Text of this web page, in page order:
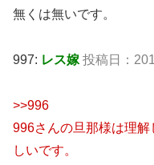
無くは無いです。
997: レス嫁 投稿日：
>>996
996さんの旦那様は理解
しいです。